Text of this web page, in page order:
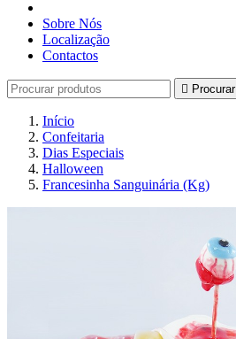
Sobre Nós
Localização
Contactos
 Procurar
Início
Confeitaria
Dias Especiais
Halloween
Francesinha Sanguinária (Kg)